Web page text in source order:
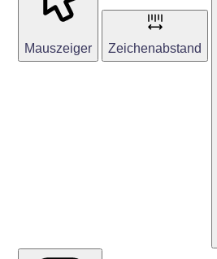
Mauszeiger Zeichenabstand